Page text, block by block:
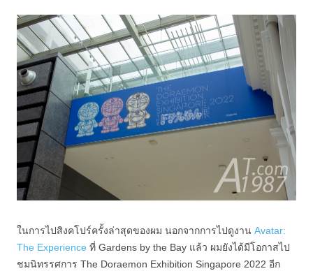
ในการไปสิงคโปร์ครั้งล่าสุดของผม นอกจากการไปดูงาน Avatar:
The Experience ที่ Gardens by the Bay แล้ว ผมยังได้มีโอกาสไป
ชมนิทรรศการ The Doraemon Exhibition Singapore 2022 อีก